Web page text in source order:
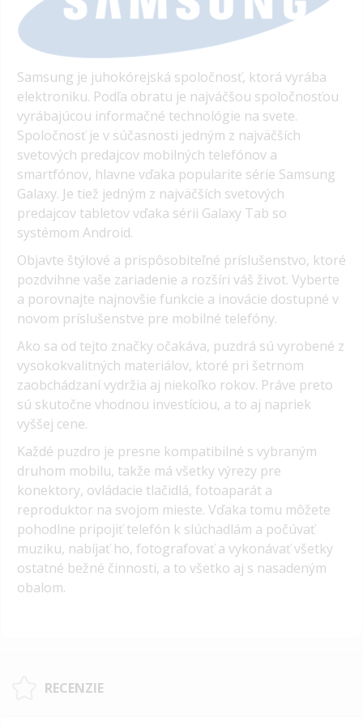
Samsung je juhokórejská spoločnosť, ktorá vyrába
elektroniku. Podľa obratu je najváčšou spoločnosťou
vyrábajúcou informačné technológie na svete.
Spoločnosť je v súčasnosti jedným z najväčších
svetových predajcov mobilných telefónov a
smartfónov, hlavne vďaka popularite série Samsung
Galaxy. Je tiež jedným z najväčších svetových
predajcov tabletov vďaka sérii Galaxy Tab so
systémom Android.
Objavte štýlové a prispôsobiteľné príslušenstvo, ktoré
pozdvihne vaše zariadenie a rozšíri váš život. Vyberte
a porovnajte najnovšie funkcie a inovácie dostupné v
novom príslušenstve pre mobilné telefóny.
Ako sa od tejto značky očakáva, puzdrá sú vyrobené z
vysokokvalitných materiálov, ktoré pri šetrnom
zaobchádzaní vydržia aj niekoľko rokov. Práve preto
sú skutočne vhodnou investíciou, a to aj napriek
vyššej cene.
Každé puzdro je presne kompatibilné s vybraným
druhom mobilu, takže má všetky výrezy pre
konektory, ovládacie tlačidlá, fotoaparát a
reproduktor na svojom mieste. Vďaka tomu môžete
pohodlne pripojiť telefón k slúchadlám a počúvať
muziku, nabíjať ho, fotografovať a vykonávať všetky
ostatné bežné činnosti, a to všetko aj s nasadeným
obalom.
RECENZIE